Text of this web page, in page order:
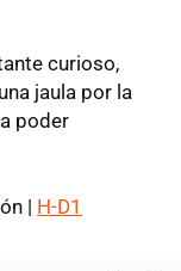
curioso,
jaula por la
poder
| H-D1